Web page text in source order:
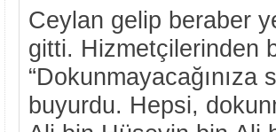
Ceylan gelip beraber
gitti. Hizmetçilerinden
“Dokunmayacağınıza
buyurdu. Hepsi,